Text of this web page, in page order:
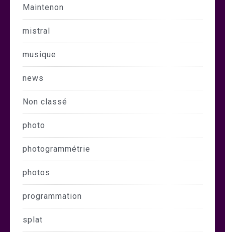
Maintenon
mistral
musique
news
Non classé
photo
photogrammétrie
photos
programmation
splat